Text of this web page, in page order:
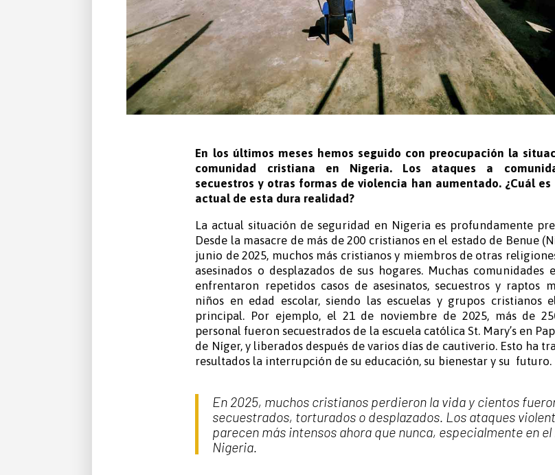
En los últimos meses hemos seguido con preocupación la
comunidad cristiana en Nigeria. Los ataques a
secuestros y otras formas de violencia han aumentado. ¿Cuál
actual de esta dura realidad?
La actual situación de seguridad en Nigeria es profundamente
Desde la masacre de más de 200 cristianos en el estado de Benue
junio de 2025, muchos más cristianos y miembros de otras
asesinados o desplazados de sus hogares. Muchas comunidades
enfrentaron repetidos casos de asesinatos, secuestros y raptos
niños en edad escolar, siendo las escuelas y grupos cristianos
principal. Por ejemplo, el 21 de noviembre de 2025, más de
personal fueron secuestrados de la escuela católica St. Mary’s en
de Níger, y liberados después de varios días de cautiverio. Esto ha
resultados la interrupción de su educación, su bienestar y su futuro.
En 2025, muchos cristianos perdieron la vida y cientos
secuestrados, torturados o desplazados. Los ataques
parecen más intensos ahora que nunca, especialmente en
Nigeria.